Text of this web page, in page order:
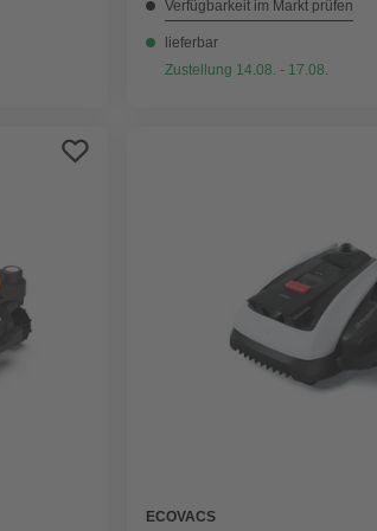
Verfügbarkeit im Markt prüfen
lieferbar
Zustellung 14.08. - 17.08.
ECOVACS